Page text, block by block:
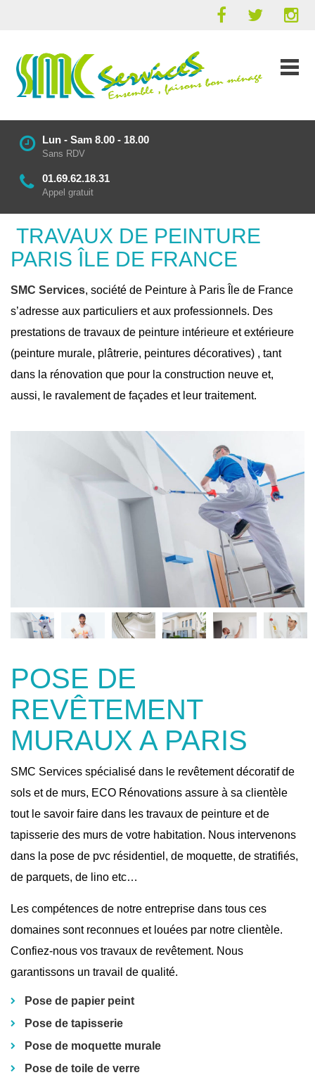
Lun - Sam 8.00 - 18.00
Sans RDV
01.69.62.18.31
Appel gratuit
TRAVAUX DE PEINTURE
PARIS ÎLE DE FRANCE
SMC Services, société de Peinture à Paris Île de France
s’adresse aux particuliers et aux professionnels. Des
prestations de travaux de peinture intérieure et extérieure
(peinture murale, plâtrerie, peintures décoratives) , tant
dans la rénovation que pour la construction neuve et,
aussi, le ravalement de façades et leur traitement.
POSE DE
REVÊTEMENT
MURAUX A PARIS
SMC Services spécialisé dans le revêtement décoratif de
sols et de murs, ECO Rénovations assure à sa clientèle
tout le savoir faire dans les travaux de peinture et de
tapisserie des murs de votre habitation. Nous intervenons
dans la pose de pvc résidentiel, de moquette, de stratifiés,
de parquets, de lino etc…
Les compétences de notre entreprise dans tous ces
domaines sont reconnues et louées par notre clientèle.
Confiez-nous vos travaux de revêtement. Nous
garantissons un travail de qualité.
Pose de papier peint
Pose de tapisserie
Pose de moquette murale
Pose de toile de verre